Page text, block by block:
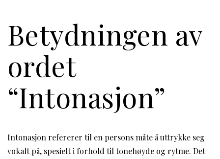
Betydningen av
ordet
“Intonasjon”
Intonasjon refererer til en persons måte å uttrykke seg
vokalt på, spesielt i forhold til tonehøyde og rytme. Det